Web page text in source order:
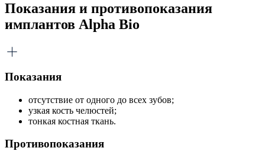
Показания и противопоказания
имплантов Alpha Bio
Показания
отсутствие от одного до всех зубов;
узкая кость челюстей;
тонкая костная ткань.
Противопоказания